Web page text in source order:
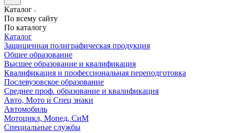
Каталог
По всему сайту
По каталогу
Каталог
Защищенная полиграфическая продукция
Общее образование
Высшее образование и квалификация
Квалификация и профессиональная переподготовка
Послевузовское образование
Среднее проф. образование и квалификация
Авто, Мото и Спец знаки
Автомобиль
Мотоцикл, Мопед, СиМ
Специальные службы